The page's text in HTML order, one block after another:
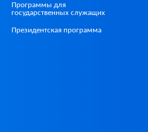
Программы для
государственных служащих
Президентская программа